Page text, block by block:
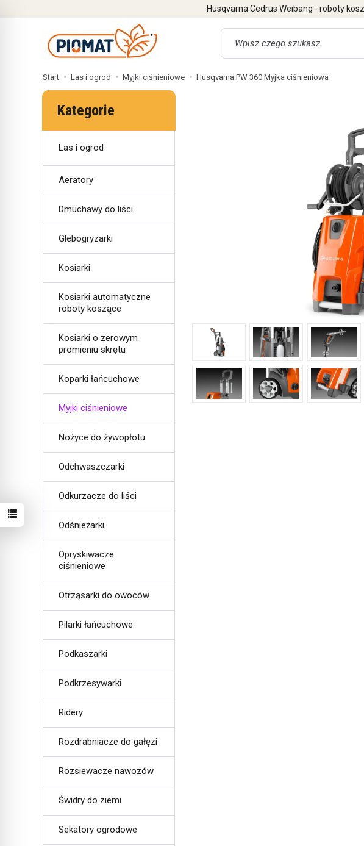
Husqvarna Cedrus Weibang - roboty
Wyszukaj
Start Las i ogrod Myjki ciśnieniowe Husqvarna PW 360 Myjka ciśnieniowa
Kategorie
Las i ogrod
Aeratory
Dmuchawy do liści
Glebogryzarki
Kosiarki
Kosiarki automatyczne
roboty koszące
Kosiarki o zerowym
promieniu skrętu
Koparki łańcuchowe
Myjki ciśnieniowe
Nożyce do żywopłotu
Odchwaszczarki
Odkurzacze do liści
Odśnieżarki
Opryskiwacze
ciśnieniowe
Otrząsarki do owoców
Pilarki łańcuchowe
Podkaszarki
Podkrzesywarki
Ridery
Rozdrabniacze do gałęzi
Rozsiewacze nawozów
Świdry do ziemi
Sekatory ogrodowe